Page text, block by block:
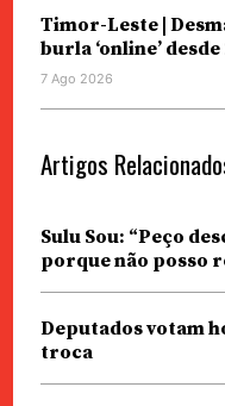
Timor-Leste |
burla ‘online’
7 Ago 2026
Artigos
Sulu Sou: “Peço
porque não posso
Deputados votam
troca